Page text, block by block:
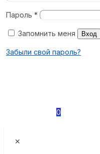
Пароль*
Запомнить меня Вход
Забыли свой пароль?
0
✕